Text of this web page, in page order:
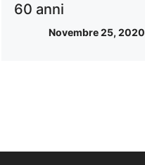
60 anni
Novembre 25, 2020